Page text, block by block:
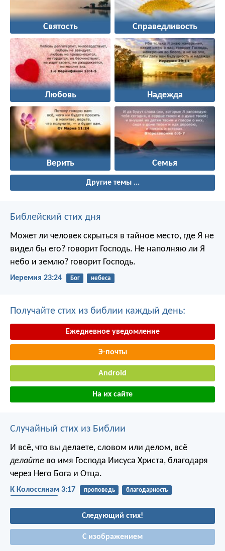
Святость Справедливость
Любовь Надежда
Верить Семья
Другие темы ...
Библейский стих дня
Может ли человек скрыться в тайное место, где Я не
видел бы его? говорит Господь. Не наполняю ли Я
небо и землю? говорит Господь.
Иеремия 23:24 Бог небеса
Получайте стих из библии каждый день:
Ежедневное уведомление
Э-почты
Android
На их сайте
Случайный стих из Библии
И всё, что вы делаете, словом или делом, всё
делайте во имя Господа Иисуса Христа, благодаря
через Него Бога и Отца.
К Колоссянам 3:17 проповедь
благодарность
Следующий стих!
С изображением